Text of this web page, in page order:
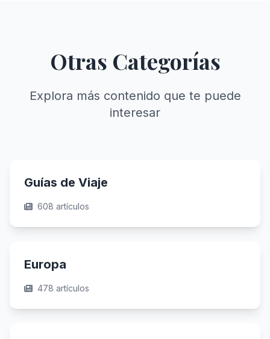
Otras Categorías
Explora más contenido que te puede
interesar
Guías de Viaje
608 artículos
Europa
478 artículos